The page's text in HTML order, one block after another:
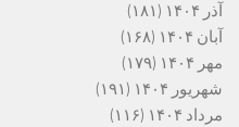
آذر ۱۴۰۴
(۱۸۱)
آبان ۱۴۰۴
(۱۶۸)
مهر ۱۴۰۴
(۱۷۹)
شهریور ۱۴۰۴
(۱۹۱)
مرداد ۱۴۰۴
(۱۱۶)